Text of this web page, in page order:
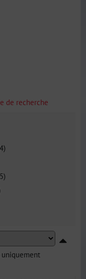
de recherche
uniquement